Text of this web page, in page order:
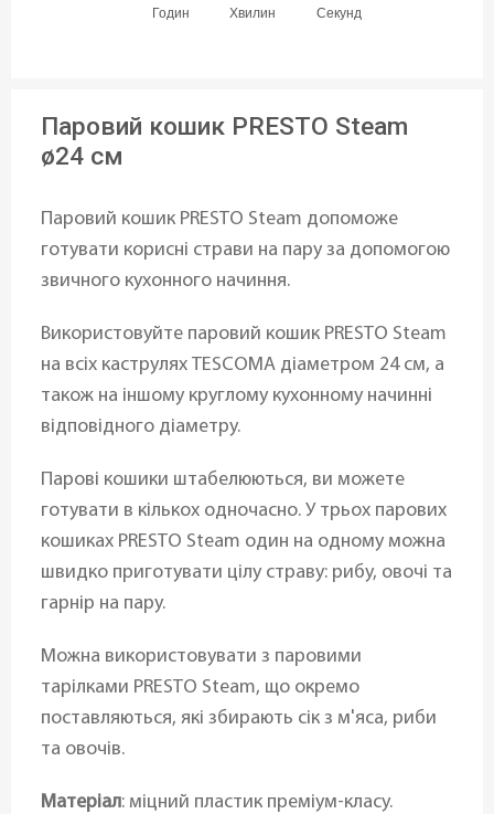
годин хвилин секунд
Паровий кошик PRESTO Steam
ø24 см
Паровий кошик PRESTO Steam допоможе
готувати корисні страви на пару за допомогою
звичного кухонного начиння.
Використовуйте паровий кошик PRESTO Steam
на всіх каструлях TESCOMA діаметром 24 см, а
також на іншому круглому кухонному начинні
відповідного діаметру.
Парові кошики штабелюються, ви можете
готувати в кількох одночасно. У трьох парових
кошиках PRESTO Steam один на одному можна
швидко приготувати цілу страву: рибу, овочі та
гарнір на пару.
Можна використовувати з паровими
тарілками PRESTO Steam, що окремо
поставляються, які збирають сік з м'яса, риби
та овочів.
Матеріал: міцний пластик преміум-класу.